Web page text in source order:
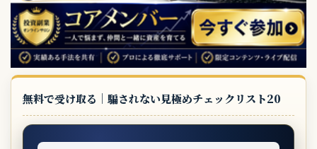
無料で受け取る｜騙されない見極めチェックリスト20